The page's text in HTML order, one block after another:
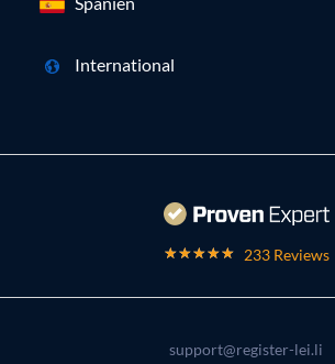
International
233 Reviews
support@register-lei.li